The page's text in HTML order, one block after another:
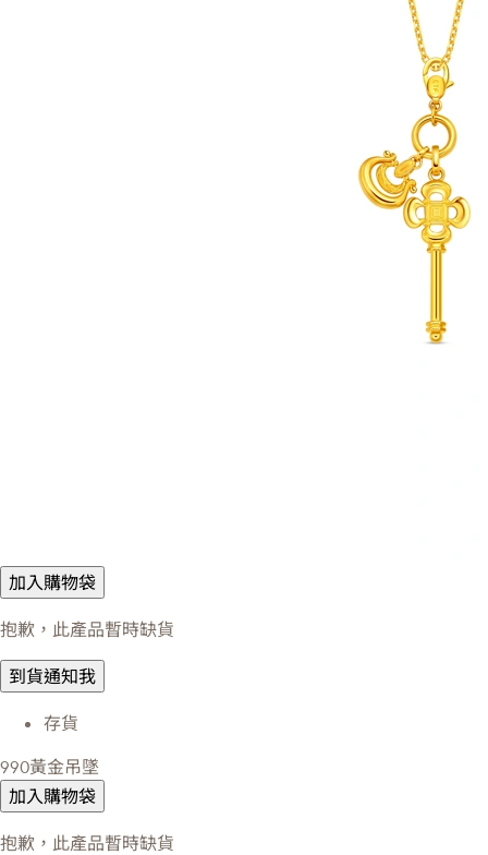
加入購物袋
抱歉，此產品暫時缺貨
到貨通知我
存貨
990黃金吊墜
加入購物袋
抱歉，此產品暫時缺貨